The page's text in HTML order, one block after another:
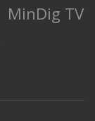
MinDig TV